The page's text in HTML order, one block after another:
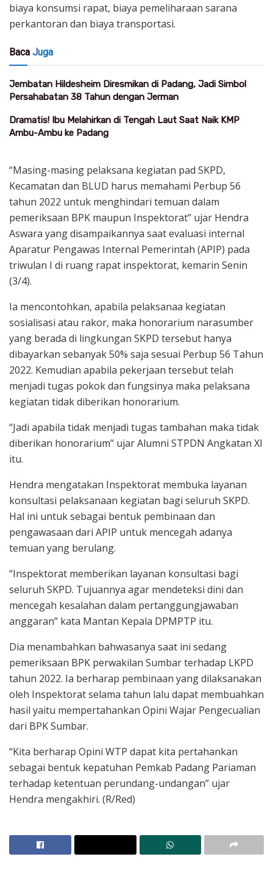
biaya konsumsi rapat, biaya pemeliharaan sarana
perkantoran dan biaya transportasi.
Baca Juga
Jembatan Hildesheim Diresmikan di Padang, Jadi Simbol
Persahabatan 38 Tahun dengan Jerman
Dramatis! Ibu Melahirkan di Tengah Laut Saat Naik KMP
Ambu-Ambu ke Padang
“Masing-masing pelaksana kegiatan pad SKPD,
Kecamatan dan BLUD harus memahami Perbup 56
tahun 2022 untuk menghindari temuan dalam
pemeriksaan BPK maupun Inspektorat” ujar Hendra
Aswara yang disampaikannya saat evaluasi internal
Aparatur Pengawas Internal Pemerintah (APIP) pada
triwulan I di ruang rapat inspektorat, kemarin Senin
(3/4).
Ia mencontohkan, apabila pelaksanaa kegiatan
sosialisasi atau rakor, maka honorarium narasumber
yang berada di lingkungan SKPD tersebut hanya
dibayarkan sebanyak 50% saja sesuai Perbup 56 Tahun
2022. Kemudian apabila pekerjaan tersebut telah
menjadi tugas pokok dan fungsinya maka pelaksana
kegiatan tidak diberikan honorarium.
“Jadi apabila tidak menjadi tugas tambahan maka tidak
diberikan honorarium” ujar Alumni STPDN Angkatan XI
itu.
Hendra mengatakan Inspektorat membuka layanan
konsultasi pelaksanaan kegiatan bagi seluruh SKPD.
Hal ini untuk sebagai bentuk pembinaan dan
pengawasaan dari APIP untuk mencegah adanya
temuan yang berulang.
“Inspektorat memberikan layanan konsultasi bagi
seluruh SKPD. Tujuannya agar mendeteksi dini dan
mencegah kesalahan dalam pertanggungjawaban
anggaran” kata Mantan Kepala DPMPTP itu.
Dia menambahkan bahwasanya saat ini sedang
pemeriksaan BPK perwakilan Sumbar terhadap LKPD
tahun 2022. Ia berharap pembinaan yang dilaksanakan
oleh Inspektorat selama tahun lalu dapat membuahkan
hasil yaitu mempertahankan Opini Wajar Pengecualian
dari BPK Sumbar.
“Kita berharap Opini WTP dapat kita pertahankan
sebagai bentuk kepatuhan Pemkab Padang Pariaman
terhadap ketentuan perundang-undangan” ujar
Hendra mengakhiri. (R/Red)